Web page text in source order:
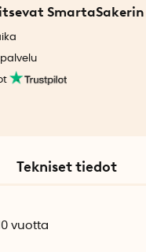
SmartaSakerin
Tekniset tiedot
vuotta